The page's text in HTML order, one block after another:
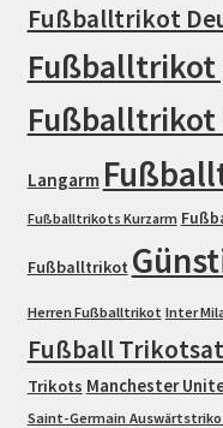
Fußballtrikot
Fußballtrikot
Fußballtrikot
Langarm
Fußballtrikots Kurzarm
Fußballtrikot
Herren Fußballtrikot Inter
Fußball
Trikots Manchester
Saint-Germain